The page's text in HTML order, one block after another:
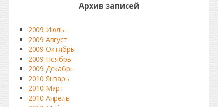
Архив записей
2009 Июль
2009 Август
2009 Октябрь
2009 Ноябрь
2009 Декабрь
2010 Январь
2010 Март
2010 Апрель